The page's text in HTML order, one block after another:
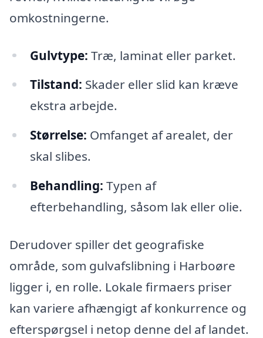
omkostningerne.
Gulvtype: Træ, laminat eller parket.
Tilstand: Skader eller slid kan kræve
ekstra arbejde.
Størrelse: Omfanget af arealet, der
skal slibes.
Behandling: Typen af
efterbehandling, såsom lak eller olie.
Derudover spiller det geografiske
område, som gulvafslibning i Harboøre
ligger i, en rolle. Lokale firmaers priser
kan variere afhængigt af konkurrence og
efterspørgsel i netop denne del af landet.